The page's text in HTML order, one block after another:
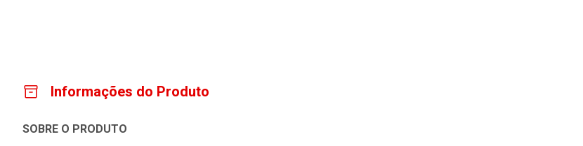
Informações do Produto
SOBRE O PRODUTO